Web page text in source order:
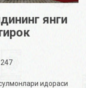
янги
идораси